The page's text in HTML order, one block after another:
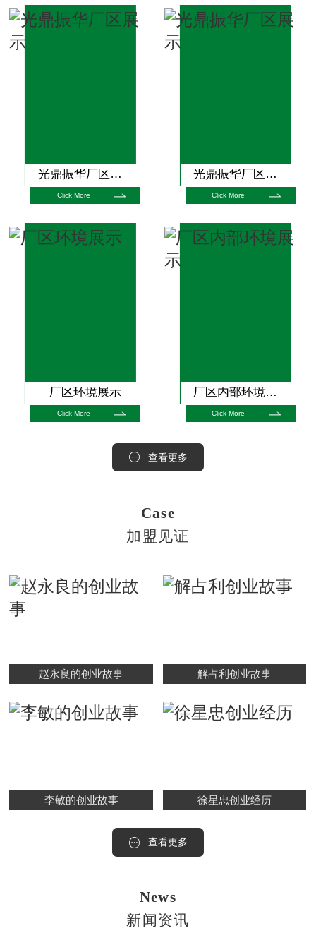
光鼎振华厂区展示
Click More
光鼎振华厂区展示
Click More
厂区环境展示
Click More
厂区内部环境展示
Click More
查看更多
Case
加盟见证
赵永良的创业故事 解占利创业故事
李敏的创业故事 徐星忠创业经历
查看更多
News
新闻资讯